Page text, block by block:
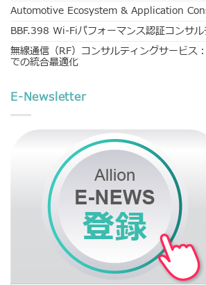
Automotive Ecosystem & Application
BBF.398 Wi-Fiパフォーマンス認証コンサ
無線通信（RF）コンサルティングサービス
での統合最適化
E-Newsletter